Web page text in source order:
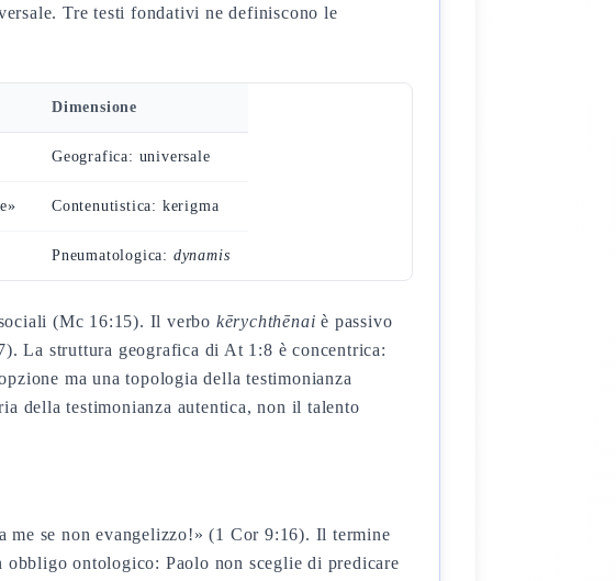
Tre testi fondativi ne definiscono le
Dimensione
Geografica: universale
Contenutistica: kerigma
Pneumatologica: dynamis
(Mc 16:15). Il verbo kērychthēnai è passivo
La struttura geografica di At 1:8 è concentrica:
ma una topologia della testimonianza
della testimonianza autentica, non il talento
me se non evangelizzo!» (1 Cor 9:16). Il termine
ontologico: Paolo non sceglie di predicare